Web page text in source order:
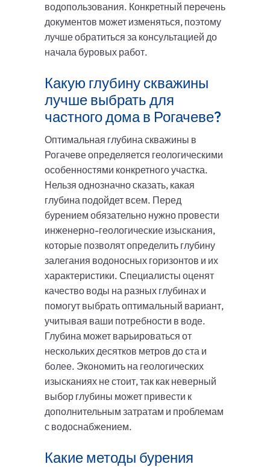
водопользования. Конкретный перечень
документов может изменяться, поэтому
лучше обратиться за консультацией до
начала буровых работ.
Какую глубину скважины
лучше выбрать для
частного дома в Рогачеве?
Оптимальная глубина скважины в
Рогачеве определяется геологическими
особенностями конкретного участка.
Нельзя однозначно сказать, какая
глубина подойдет всем. Перед
бурением обязательно нужно провести
инженерно-геологические изыскания,
которые позволят определить глубину
залегания водоносных горизонтов и их
характеристики. Специалисты оценят
качество воды на разных глубинах и
помогут выбрать оптимальный вариант,
учитывая ваши потребности в воде.
Глубина может варьироваться от
нескольких десятков метров до ста и
более. Экономить на геологических
изысканиях не стоит, так как неверный
выбор глубины может привести к
дополнительным затратам и проблемам
с водоснабжением.
Какие методы бурения